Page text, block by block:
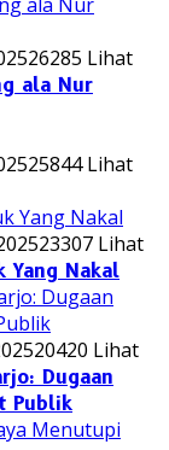
26285 Lihat
ala Nur
25844 Lihat
23307 Lihat
Yang Nakal
20420 Lihat
Dugaan
Publik